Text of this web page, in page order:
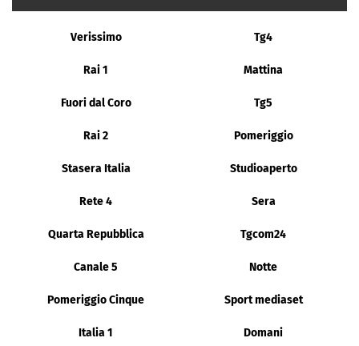
Verissimo Tg4
Rai 1 Mattina
Fuori dal Coro Tg5
Rai 2 Pomeriggio
Stasera Italia Studioaperto
Rete 4 Sera
Quarta Repubblica Tgcom24
Canale 5 Notte
Pomeriggio Cinque Sport mediaset
Italia 1 Domani